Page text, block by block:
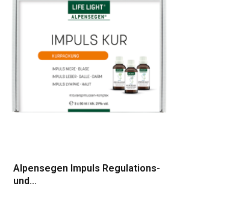
Alpensegen Impuls Regulations-
und...